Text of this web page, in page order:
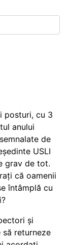
posturi, cu 3
anului
de
USLI
grav de tot.
că oamenii
întâmplă cu
și
returneze